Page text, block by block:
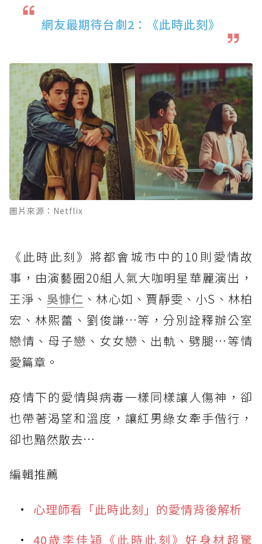
網友最期待台劇2：《此時此刻》
圖片來源：Netflix
《此時此刻》將都會城市中的10則愛情故
事，由演藝圈20組人氣大咖明星華麗演出，
王淨、 吳慷仁 、林心如、賈靜雯、小S、林柏
宏、林熙蕾、劉俊謙…等，分別詮釋辦公室
戀情、母子戀、女女戀、出軌、劈腿…等情
愛篇章。
疫情下的愛情與病毒一樣同樣讓人傷神，卻
也帶著渴望和溫度，讓紅男綠女牽手偕行，
卻也黯然散去…
編輯推薦
心理師看「此時此刻」的愛情背後解析
40歲李佳穎《此時此刻》好身材超驚